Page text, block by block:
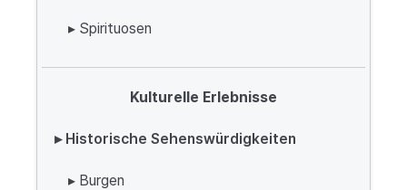
▸ Spirituosen
Kulturelle Erlebnisse
▸ Historische Sehenswürdigkeiten
▸ Burgen